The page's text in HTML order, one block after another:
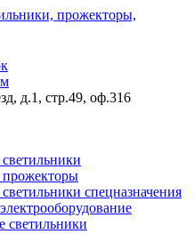
прожекторы,
д.1, стр.49, оф.316
спецназначения